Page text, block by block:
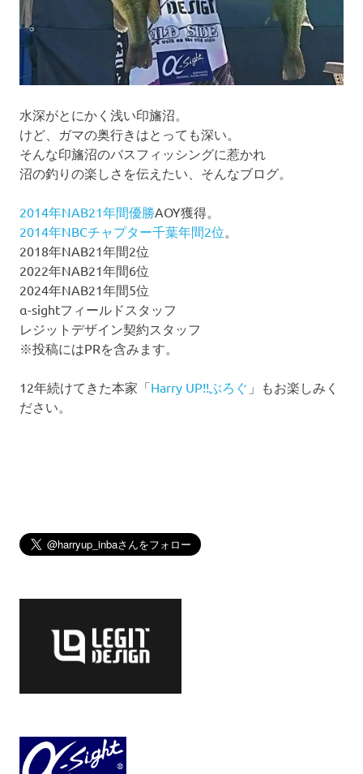
水深がとにかく浅い印旛沼。
けど、ガマの奥行きはとっても深い。
そんな印旛沼のバスフィッシングに惹かれ
沼の釣りの楽しさを伝えたい、そんなブログ。
2014年NAB21年間優勝AOY獲得。
2014年NBCチャプター千葉年間2位。
2018年NAB21年間2位
2022年NAB21年間6位
2024年NAB21年間5位
α-sightフィールドスタッフ
レジットデザイン契約スタッフ
※投稿にはPRを含みます。
12年続けてきた本家「Harry UP!!ぶろぐ 」もお楽しみく
ださい。